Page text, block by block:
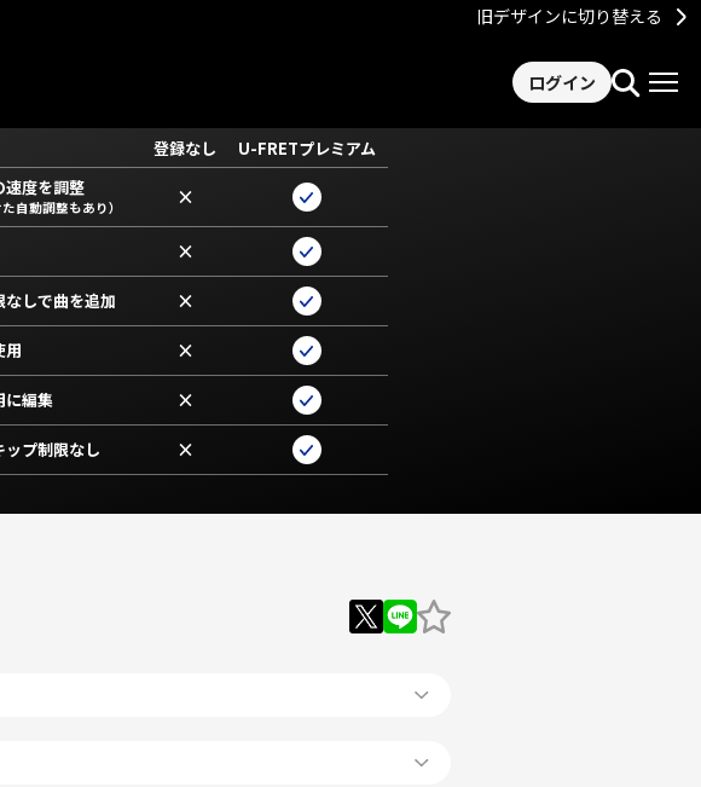
旧デザインに切り替える
ログイン
登録なし
U-FRETプレミアム
速度を調整
自動調整もあり） ×
×
しで曲を追加 ×
用 ×
に編集 ×
プ制限なし ×